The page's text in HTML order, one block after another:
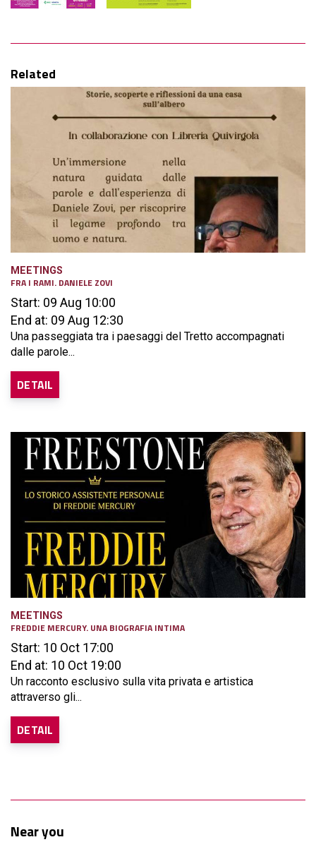
Related
MEETINGS
FRA I RAMI. DANIELE ZOVI
Start: 09 Aug 10:00
End at: 09 Aug 12:30
Una passeggiata tra i paesaggi del Tretto accompagnati
dalle parole...
DETAIL
MEETINGS
FREDDIE MERCURY. UNA BIOGRAFIA INTIMA
Start: 10 Oct 17:00
End at: 10 Oct 19:00
Un racconto esclusivo sulla vita privata e artistica
attraverso gli...
DETAIL
Near you